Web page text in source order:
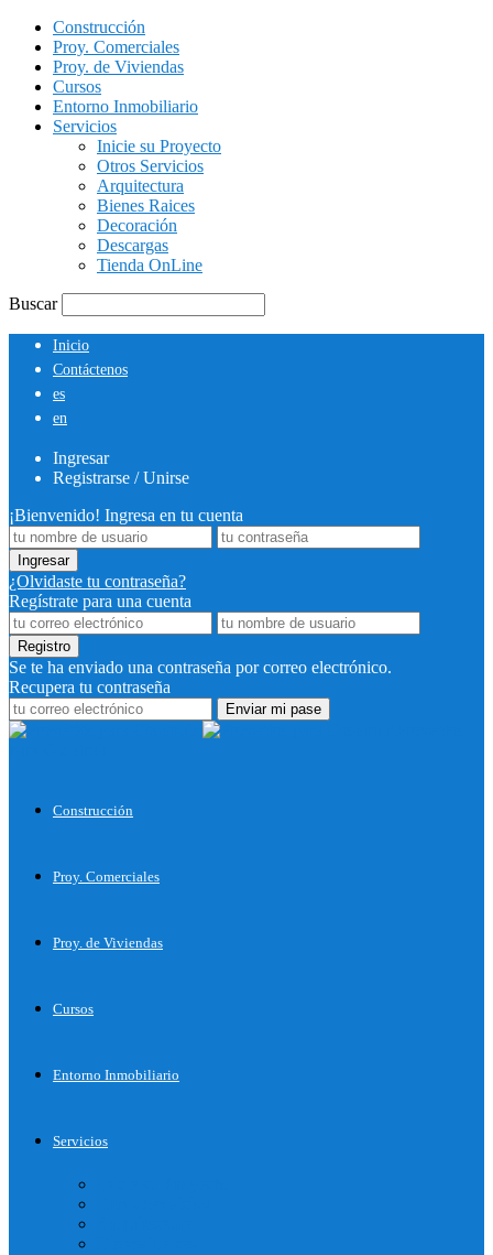
Construcción
Proy. Comerciales
Proy. de Viviendas
Cursos
Entorno Inmobiliario
Servicios
Inicie su Proyecto
Otros Servicios
Arquitectura
Bienes Raices
Decoración
Descargas
Tienda OnLine
Buscar
Inicio
Contáctenos
es
en
Ingresar
Registrarse / Unirse
¡Bienvenido! Ingresa en tu cuenta
¿Olvidaste tu contraseña?
Regístrate para una cuenta
Se te ha enviado una contraseña por correo electrónico.
Recupera tu contraseña
Construcción
Proy. Comerciales
Proy. de Viviendas
Cursos
Entorno Inmobiliario
Servicios